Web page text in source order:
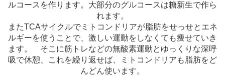
ルコースを作ります。大部分のグルコースは糖新生で作ら
れます。
またTCAサイクルでミトコンドリアが脂肪をせっせとエネ
ルギーを使うことで、激しい運動をしなくても痩せていき
ます。 そこに筋トレなどの無酸素運動とゆっくりな深呼
吸で休憩、これを繰り返せば、ミトコンドリアも脂肪をど
んどん使います。